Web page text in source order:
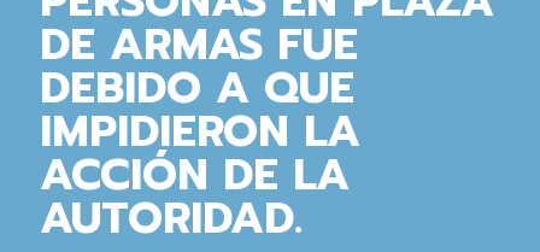
DE ARMAS FUE
DEBIDO A QUE
IMPIDIERON LA
ACCIÓN DE LA
AUTORIDAD.